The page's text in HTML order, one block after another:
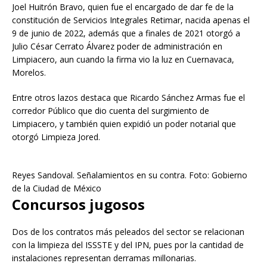
Joel Huitrón Bravo, quien fue el encargado de dar fe de la
constitución de Servicios Integrales Retimar, nacida apenas el
9 de junio de 2022, además que a finales de 2021 otorgó a
Julio César Cerrato Álvarez poder de administración en
Limpiacero, aun cuando la firma vio la luz en Cuernavaca,
Morelos.
Entre otros lazos destaca que Ricardo Sánchez Armas fue el
corredor Público que dio cuenta del surgimiento de
Limpiacero, y también quien expidió un poder notarial que
otorgó Limpieza Jored.
Reyes Sandoval. Señalamientos en su contra. Foto: Gobierno
de la Ciudad de México
Concursos jugosos
Dos de los contratos más peleados del sector se relacionan
con la limpieza del ISSSTE y del IPN, pues por la cantidad de
instalaciones representan derramas millonarias.